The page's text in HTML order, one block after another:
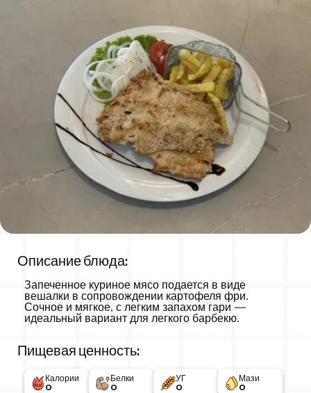
Белая вешалка
Описание блюда:
Запеченное куриное мясо подается в виде
вешалки в сопровождении картофеля фри.
Сочное и мягкое, с легким запахом гари —
идеальный вариант для легкого барбекю.
Пищевая ценность:
Калории
0
Белки
0
УГ
0
Мази
0